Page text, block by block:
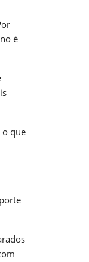
é
o que